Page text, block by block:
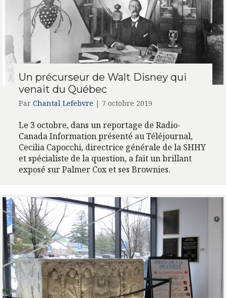
Un précurseur de Walt Disney qui
venait du Québec
Par Chantal Lefebvre | 7 octobre 2019
Le 3 octobre, dans un reportage de Radio-
Canada Information présenté au Téléjournal,
Cecilia Capocchi, directrice générale de la SHHY
et spécialiste de la question, a fait un brillant
exposé sur Palmer Cox et ses Brownies.